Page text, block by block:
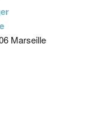
Marseille